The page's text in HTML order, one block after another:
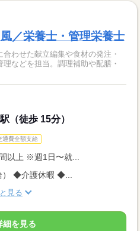
／栄養士・管理栄養士
わせた献立編集や食材の発注・
などを担当。調理補助や配膳・
（徒歩 15分）
通費全額支給
以上 ※週1日〜就...
◆介護休暇 ◆...
見る
細を見る